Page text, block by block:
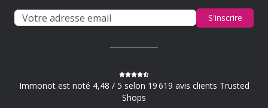
S'inscrire
Immonot est noté 4,48 / 5 selon 19 619 avis clients Trusted
Shops